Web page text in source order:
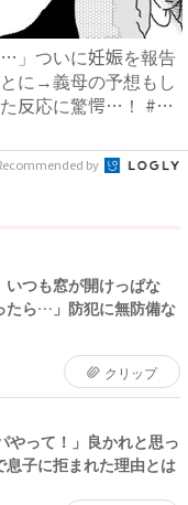
…」ついに妊娠を報告
に→義母の予想もし
反応に驚愕…！ #
by
いつも窓が開けっぱな
たら…」防犯に無防備な
クリップ
やって！」良かれと思っ
息子に拒まれた理由とは